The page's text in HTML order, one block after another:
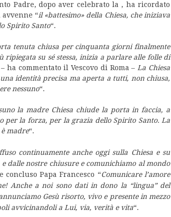
Padre, dopo aver celebrato la , ha ricordato
“il «battesimo» della Chiesa, che iniziava
Spirito Santo“.
tenuta chiusa per cinquanta giorni finalmente
su sé stessa, inizia a parlare alle folle di
ha commentato il Vescovo di Roma – La Chiesa
identità precisa ma aperta a tutti, non chiusa,
nessuno“.
la madre Chiesa chiude la porta in faccia, a
per la forza, per la grazia dello Spirito Santo. La
madre“.
continuamente anche oggi sulla Chiesa e su
dalle nostre chiusure e comunichiamo al mondo
concluso Papa Francesco “Comunicare l’amore
Anche a noi sono dati in dono la “lingua” del
Gesù risorto, vivo e presente in mezzo
avvicinandoli a Lui, via, verità e vita“.